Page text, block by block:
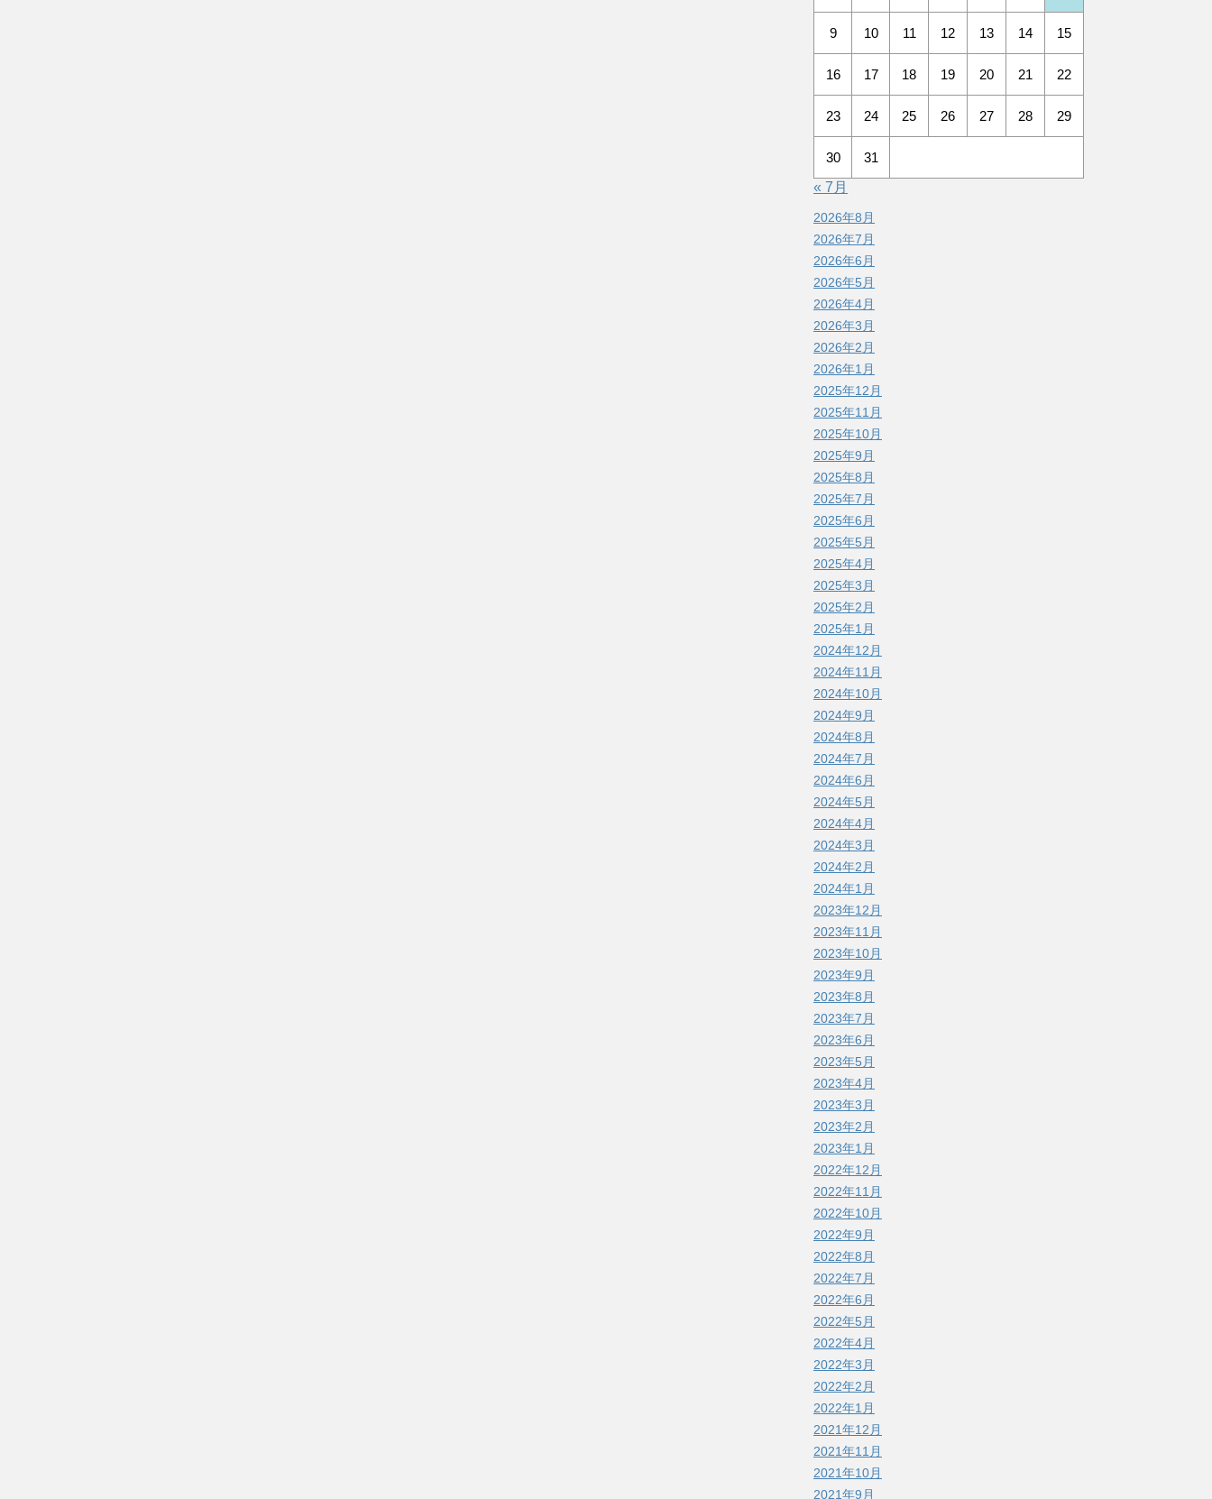
9 10 11 12 13 14 15
16 17 18 19 20 21 22
23 24 25 26 27 28 29
30
31
« 7月
2026年8月
2026年7月
2026年6月
2026年5月
2026年4月
2026年3月
2026年2月
2026年1月
2025年12月
2025年11月
2025年10月
2025年9月
2025年8月
2025年7月
2025年6月
2025年5月
2025年4月
2025年3月
2025年2月
2025年1月
2024年12月
2024年11月
2024年10月
2024年9月
2024年8月
2024年7月
2024年6月
2024年5月
2024年4月
2024年3月
2024年2月
2024年1月
2023年12月
2023年11月
2023年10月
2023年9月
2023年8月
2023年7月
2023年6月
2023年5月
2023年4月
2023年3月
2023年2月
2023年1月
2022年12月
2022年11月
2022年10月
2022年9月
2022年8月
2022年7月
2022年6月
2022年5月
2022年4月
2022年3月
2022年2月
2022年1月
2021年12月
2021年11月
2021年10月
2021年9月